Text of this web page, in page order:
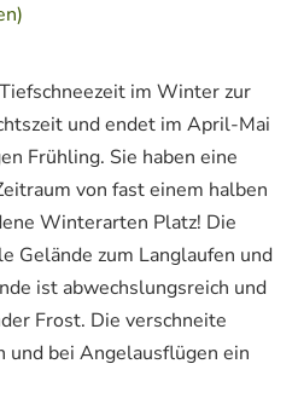
im Winter zur
und endet im April-Mai
Frühling. Sie haben eine
von fast einem halben
Winterarten Platz! Die
Gelände zum Langlaufen und
ist abwechslungsreich und
Frost. Die verschneite
und bei Angelausflügen ein